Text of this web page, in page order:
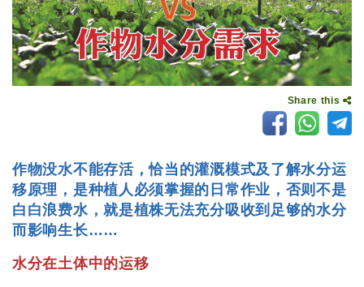
Share this
作物没水不能存活，恰当的灌溉模式及了解水分运
移原理，是种植人必须掌握的日常作业，否则不是
白白浪费水，就是植株无法充分吸收到足够的水分
而影响生长……
水分在土体中的运移